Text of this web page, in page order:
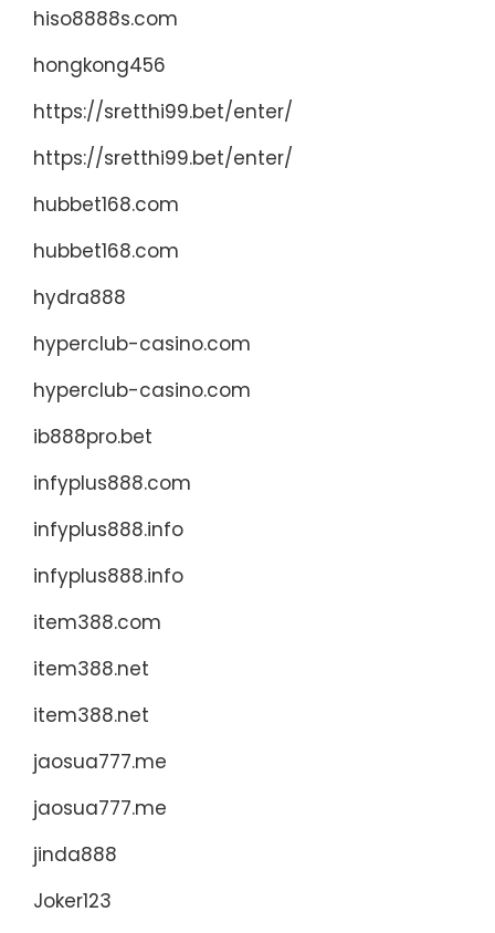
hiso8888s.com
hongkong456
https://sretthi99.bet/enter/
https://sretthi99.bet/enter/
hubbet168.com
hubbet168.com
hydra888
hyperclub-casino.com
hyperclub-casino.com
ib888pro.bet
infyplus888.com
infyplus888.info
infyplus888.info
item388.com
item388.net
item388.net
jaosua777.me
jaosua777.me
jinda888
Joker123